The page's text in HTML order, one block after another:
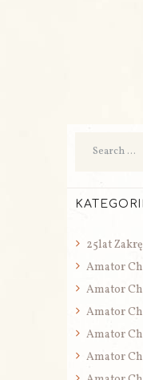
25lat
Amator
Amator
Amator
Amator
Amator